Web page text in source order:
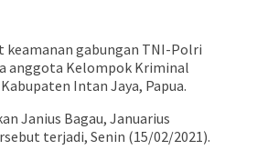
keamanan gabungan TNI-Polri
anggota Kelompok Kriminal
Intan Jaya, Papua.
Janius Bagau, Januarius
terjadi, Senin (15/02/2021).